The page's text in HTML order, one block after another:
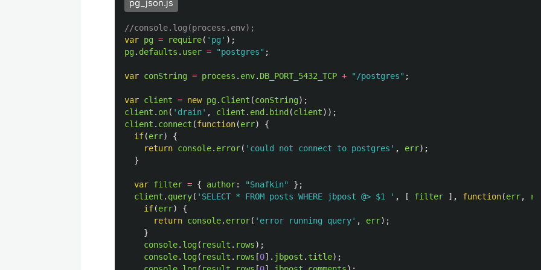
pg_json.js
//console.log(process.env);
var pg = require( ' pg ' );
pg. defaults . user = "postgres" ;
var conString = process . env. DB_PORT_5432_TCP + " /postgres" ;
var client = new pg. Client (conString);
client . on( ' drain' , client . end . bind (client));
client . connect (function(err)
{
if(err)
{
return console. error( ' could not connect to postgres ' , err);
}
var filter = { author: "Snafkin"
};
client . query( ' SELECT * FROM posts WHERE jbpost @> $1 ' , [ filter ], function(err,
if(err)
{
return console. error( ' error running query' , err);
}
console. log( result . rows);
console. log( result . rows [0]. jbpost . title);